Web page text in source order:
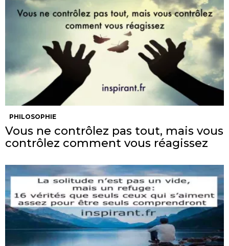
PHILOSOPHIE
Vous ne contrôlez pas tout, mais vous
contrôlez comment vous réagissez